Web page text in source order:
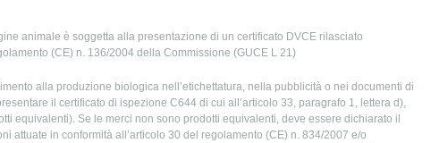
animale è soggetta alla presentazione di un certificato DVCE rilasciato
(CE) n. 136/2004 della Commissione (GUCE L 21)
alla produzione biologica nell’etichettatura, nella pubblicità o nei documenti di
il certificato di ispezione C644 di cui all’articolo 33, paragrafo 1, lettera d),
equivalenti). Se le merci non sono prodotti equivalenti, deve essere dichiarato il
attuate in conformità all’articolo 30 del regolamento (CE) n. 834/2007 e/o